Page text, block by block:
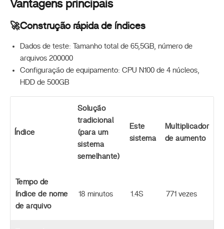
Vantagens principais
🚀Construção rápida de índices
Dados de teste: Tamanho total de 65,5GB, número de
arquivos 200000
Configuração de equipamento: CPU N100 de 4 núcleos,
HDD de 500GB
Índice
Solução
tradicional
(para um
sistema
semelhante)
Este
sistema
Multiplicador
de aumento
Tempo de
índice de nome
de arquivo
18 minutos 1.4S 771 vezes